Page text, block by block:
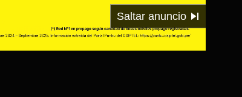
00:00/02:46